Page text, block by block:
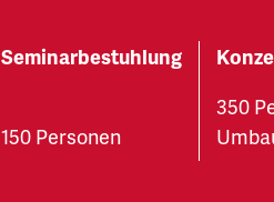
Seminarbestuhlung
150 Personen
350